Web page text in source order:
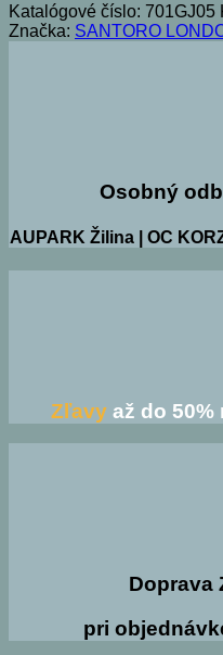
Katalógové číslo: 701GJ05
Značka: SANTORO
Osobný
AUPARK Žilina | OC
Zľavyaž do 50%
Doprava
pri